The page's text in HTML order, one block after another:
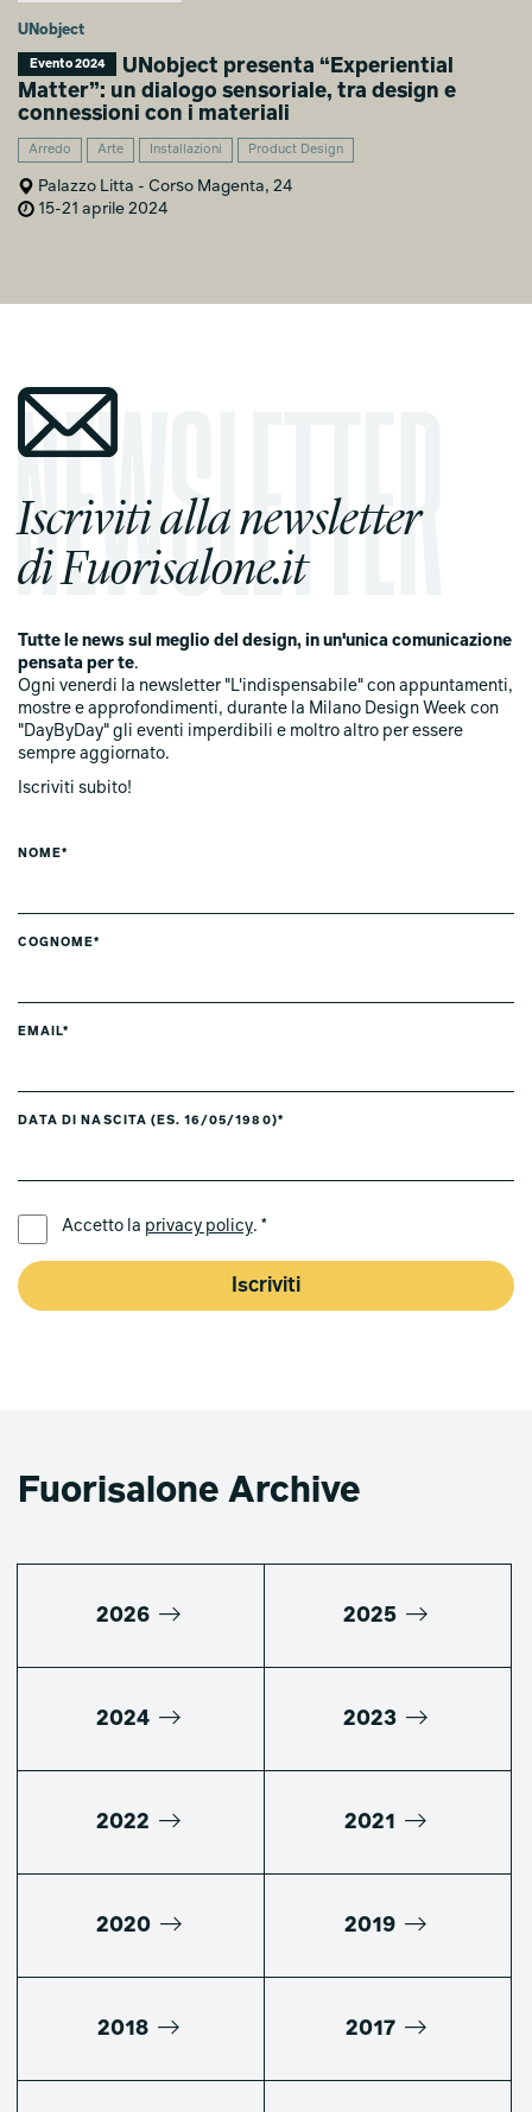
UNobject
Evento 2024
UNobject presenta “Experiential
Matter”: un dialogo sensoriale, tra design e
connessioni con i materiali
Arredo Arte Installazioni Product Design
Palazzo Litta - Corso Magenta, 24
15-21 aprile 2024
Iscriviti alla newsletter
di Fuorisalone.it
Tutte le news sul meglio del design, in un'unica comunicazione
pensata per te.
Ogni venerdi la newsletter "L'indispensabile" con appuntamenti,
mostre e approfondimenti, durante la Milano Design Week con
"DayByDay" gli eventi imperdibili e moltro altro per essere
sempre aggiornato.
Iscriviti subito!
NOME*
COGNOME*
EMAIL*
DATA DI NASCITA (ES. 16/05/1980)*
Accetto la privacy policy. *
Iscriviti
Fuorisalone Archive
2026 2025
2024 2023
2022 2021
2020 2019
2018 2017